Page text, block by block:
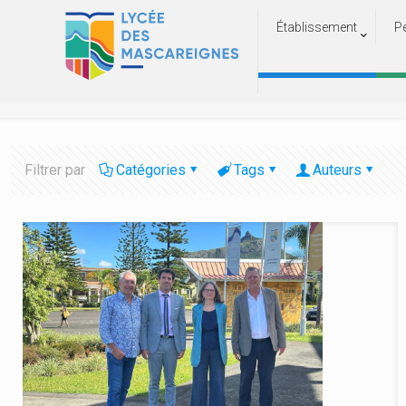
Établissement
Filtrer par Catégories Tags Auteurs